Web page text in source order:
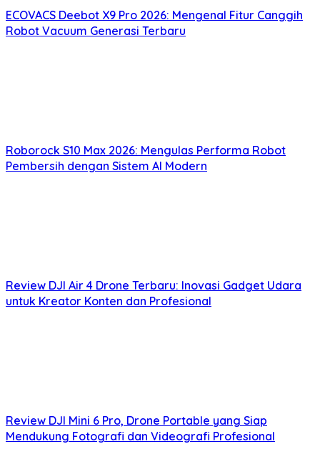
ECOVACS Deebot X9 Pro 2026: Mengenal Fitur Canggih
Robot Vacuum Generasi Terbaru
Roborock S10 Max 2026: Mengulas Performa Robot
Pembersih dengan Sistem AI Modern
Review DJI Air 4 Drone Terbaru: Inovasi Gadget Udara
untuk Kreator Konten dan Profesional
Review DJI Mini 6 Pro, Drone Portable yang Siap
Mendukung Fotografi dan Videografi Profesional